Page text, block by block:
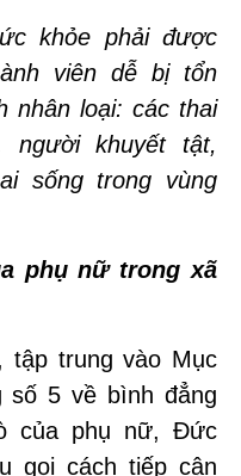
khỏe phải được
viên dễ bị tổn
nhân loại: các thai
khuyết tật,
sống trong vùng
phụ nữ trong xã
tập trung vào Mục
số 5 về bình đẳng
của phụ nữ, Đức
gọi cách tiếp cận